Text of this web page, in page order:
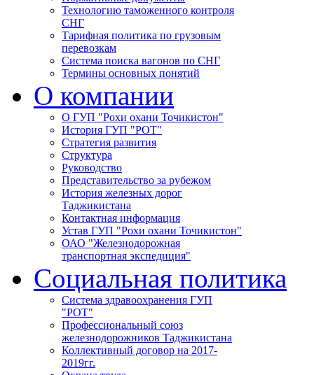
Технологию таможенного контроля
СНГ
Тарифная политика по грузовым
перевозкам
Система поиска вагонов по СНГ
Термины основных понятий
О компании
О ГУП "Рохи охани Точикистон"
История ГУП "РОТ"
Стратегия развития
Структура
Руководство
Представительство за рубежом
История железных дорог
Таджикистана
Контактная информация
Устав ГУП "Рохи охани Точикистон"
ОАО "Железнодорожная
транспортная экспедиция"
Социальная политика
Система здравоохранения ГУП
"РОТ"
Профессиональный союз
железнодорожников Таджикистана
Коллективный договор на 2017-
2019гг.